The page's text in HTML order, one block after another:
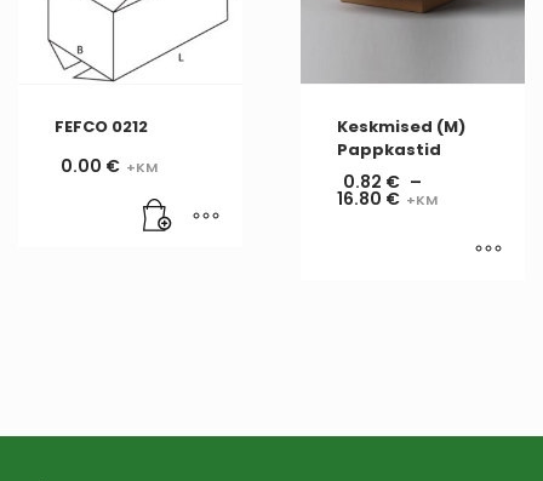
FEFCO 0212
0.00 €
Keskmised (M)
Pappkastid
0.82 € –
16.80 €